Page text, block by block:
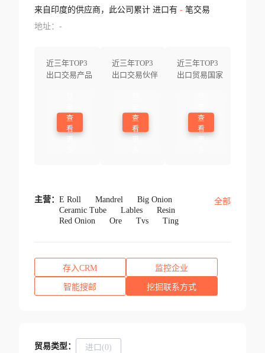
来自印度的供应商，此公司累计 进口有 -笔交易
地址：-
近三年TOP3
出口交易产品
查
看
近三年TOP3
出口交易伙伴
查
看
近三年TOP3
出口贸易国家
查
看
主营： E Roll Mandrel
Big Onion
Ceramic Tube
Lables
Resin
Red Onion
Ore Tvs Ting
全部
存入CRM 监控企业
智能搜邮 挖掘联系方式
贸易类型： 进口(0)